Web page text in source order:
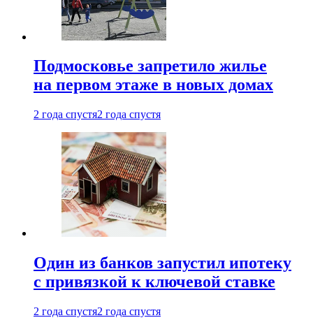
Подмосковье запретило жилье
на первом этаже в новых домах
2 года спустя2 года спустя
Один из банков запустил ипотеку
с привязкой к ключевой ставке
2 года спустя2 года спустя